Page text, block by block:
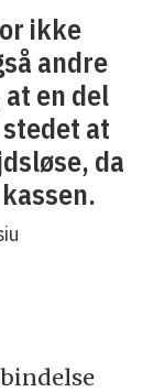
ikke
andre
en del
at
da